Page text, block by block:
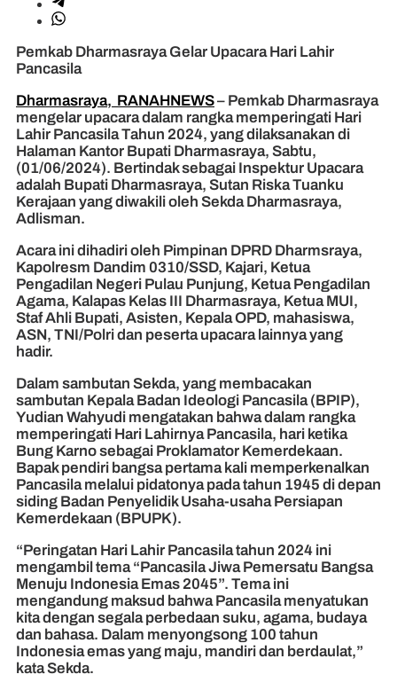
Pemkab Dharmasraya Gelar Upacara Hari Lahir
Pancasila
Dharmasraya, RANAHNEWS– Pemkab Dharmasraya
mengelar upacara dalam rangka memperingati Hari
Lahir Pancasila Tahun 2024, yang dilaksanakan di
Halaman Kantor Bupati Dharmasraya, Sabtu,
(01/06/2024). Bertindak sebagai Inspektur Upacara
adalah Bupati Dharmasraya, Sutan Riska Tuanku
Kerajaan yang diwakili oleh Sekda Dharmasraya,
Adlisman.
Acara ini dihadiri oleh Pimpinan DPRD Dharmsraya,
Kapolresm Dandim 0310/SSD, Kajari, Ketua
Pengadilan Negeri Pulau Punjung, Ketua Pengadilan
Agama, Kalapas Kelas III Dharmasraya, Ketua MUI,
Staf Ahli Bupati, Asisten, Kepala OPD, mahasiswa,
ASN, TNI/Polri dan peserta upacara lainnya yang
hadir.
Dalam sambutan Sekda, yang membacakan
sambutan Kepala Badan Ideologi Pancasila (BPIP),
Yudian Wahyudi mengatakan bahwa dalam rangka
memperingati Hari Lahirnya Pancasila, hari ketika
Bung Karno sebagai Proklamator Kemerdekaan.
Bapak pendiri bangsa pertama kali memperkenalkan
Pancasila melalui pidatonya pada tahun 1945 di depan
siding Badan Penyelidik Usaha-usaha Persiapan
Kemerdekaan (BPUPK).
“Peringatan Hari Lahir Pancasila tahun 2024 ini
mengambil tema “Pancasila Jiwa Pemersatu Bangsa
Menuju Indonesia Emas 2045”. Tema ini
mengandung maksud bahwa Pancasila menyatukan
kita dengan segala perbedaan suku, agama, budaya
dan bahasa. Dalam menyongsong 100 tahun
Indonesia emas yang maju, mandiri dan berdaulat,”
kata Sekda.